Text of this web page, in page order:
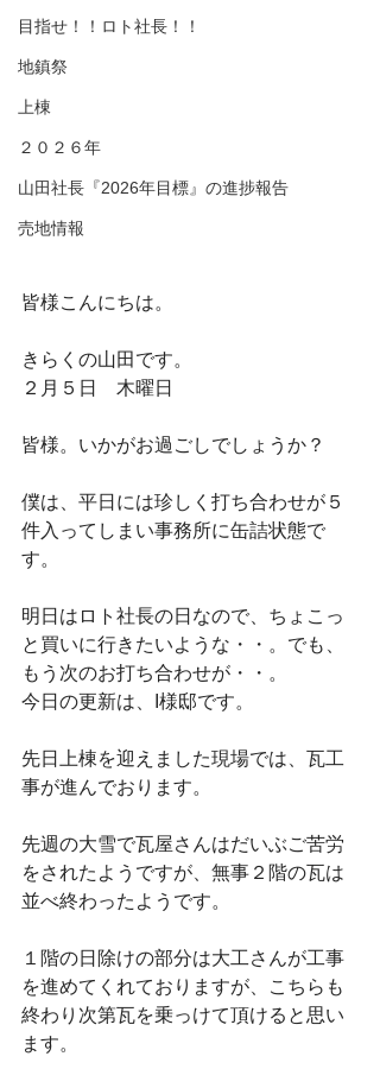
目指せ！！ロト社長！！
地鎮祭
上棟
２０２６年
山田社長『2026年目標』の進捗報告
売地情報
皆様こんにちは。
きらくの山田です。
２月５日　木曜日
皆様。いかがお過ごしでしょうか？
僕は、平日には珍しく打ち合わせが５
件入ってしまい事務所に缶詰状態で
す。
明日はロト社長の日なので、ちょこっ
と買いに行きたいような・・。でも、
もう次のお打ち合わせが・・。
今日の更新は、I様邸です。
先日上棟を迎えました現場では、瓦工
事が進んでおります。
先週の大雪で瓦屋さんはだいぶご苦労
をされたようですが、無事２階の瓦は
並べ終わったようです。
１階の日除けの部分は大工さんが工事
を進めてくれておりますが、こちらも
終わり次第瓦を乗っけて頂けると思い
ます。